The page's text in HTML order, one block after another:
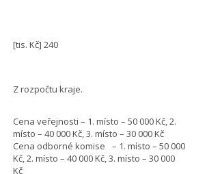
[tis. Kč] 240
Z rozpočtu kraje.
Cena veřejnosti – 1. místo – 50 000 Kč, 2.
místo – 40 000 Kč, 3. místo – 30 000 Kč
Cena odborné komise – 1. místo – 50 000
Kč, 2. místo – 40 000 Kč, 3. místo – 30 000
Kč